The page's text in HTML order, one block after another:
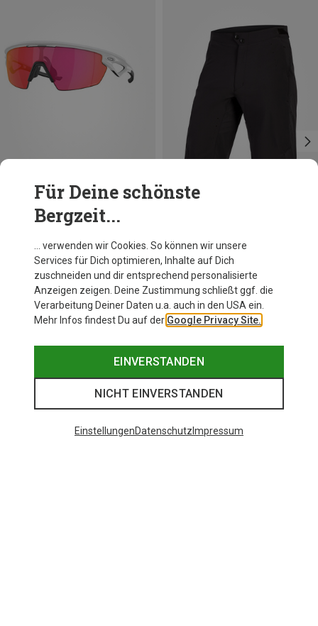
Sphaera Sportbrille
198,95 €
Für Deine schönste
Bergzeit...
… verwenden wir Cookies. So können wir unsere
Services für Dich optimieren, Inhalte auf Dich
zuschneiden und dir entsprechend personalisierte
Anzeigen zeigen. Deine Zustimmung schließt ggf. die
Verarbeitung Deiner Daten u.a. auch in den USA ein.
Mehr Infos findest Du auf der Google Privacy Site.
EINVERSTANDEN
NICHT EINVERSTANDEN
EinstellungenDatenschutz Impressum